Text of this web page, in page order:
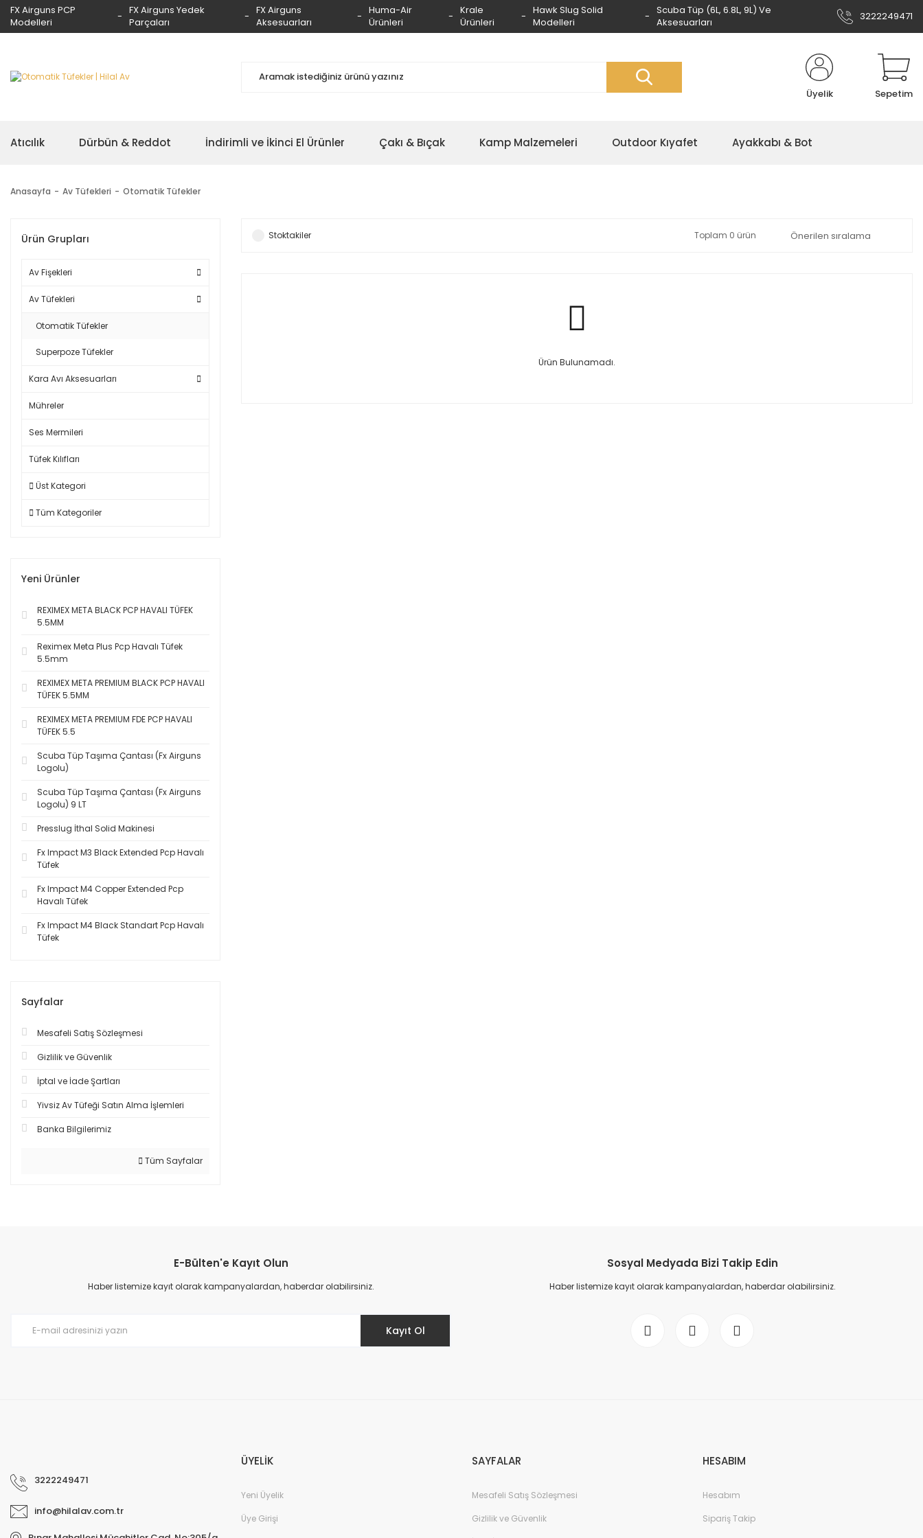
FX Airguns PCP
Modelleri
FX Airguns Yedek
Parçaları
FX Airguns
Aksesuarları
Huma-Air
Ürünleri
Krale
Ürünleri
Hawk Slug Solid
Modelleri
Scuba Tüp (6L, 6.8L, 9L) Ve
Aksesuarları
3222249471
Üyelik Sepetim
Atıcılık Dürbün & Reddot İndirimli ve İkinci El Ürünler Çakı & Bıçak Kamp Malzemeleri Outdoor Kıyafet Ayakkabı & Bot
Anasayfa Av Tüfekleri Otomatik Tüfekler
Ürün Grupları
Av Fişekleri
Av Tüfekleri
Otomatik Tüfekler
Superpoze Tüfekler
Kara Avı Aksesuarları
Mühreler
Ses Mermileri
Tüfek Kılıfları
Üst Kategori
Tüm Kategoriler
Yeni Ürünler
REXIMEX META BLACK PCP HAVALI TÜFEK
5.5MM
Reximex Meta Plus Pcp Havalı Tüfek
5.5mm
REXIMEX META PREMIUM BLACK PCP HAVALI
TÜFEK 5.5MM
REXIMEX META PREMIUM FDE PCP HAVALI
TÜFEK 5.5
Scuba Tüp Taşıma Çantası (Fx Airguns
Logolu)
Scuba Tüp Taşıma Çantası (Fx Airguns
Logolu) 9 LT
Presslug İthal Solid Makinesi
Fx Impact M3 Black Extended Pcp Havalı
Tüfek
Fx Impact M4 Copper Extended Pcp
Havalı Tüfek
Fx Impact M4 Black Standart Pcp Havalı
Tüfek
Sayfalar
Mesafeli Satış Sözleşmesi
Gizlilik ve Güvenlik
İptal ve İade Şartları
Yivsiz Av Tüfeği Satın Alma İşlemleri
Banka Bilgilerimiz
Tüm Sayfalar
Stoktakiler Toplam 0 ürün
Ürün Bulunamadı.
E-Bülten'e Kayıt Olun
Haber listemize kayıt olarak kampanyalardan, haberdar olabilirsiniz.
Kayıt Ol
Sosyal Medyada Bizi Takip Edin
Haber listemize kayıt olarak kampanyalardan, haberdar olabilirsiniz.
3222249471
info@hilalav.com.tr
ÜYELİK
Yeni Üyelik
Üye Girişi
SAYFALAR
Mesafeli Satış Sözleşmesi
Gizlilik ve Güvenlik
HESABIM
Hesabım
Sipariş Takip